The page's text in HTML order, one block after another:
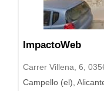
ImpactoWeb
Carrer Villena, 6,
Campello (el),